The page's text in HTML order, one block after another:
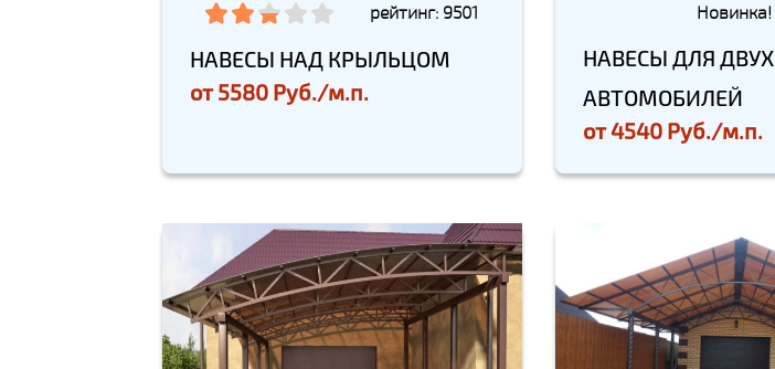
рейтинг: 9501
НАВЕСЫ НАД КРЫЛЬЦОМ
от5580 Руб./м.п.
Новинка!
НАВЕСЫ ДЛЯ ДВУХ
АВТОМОБИЛЕЙ
от4540 Руб./м.п.